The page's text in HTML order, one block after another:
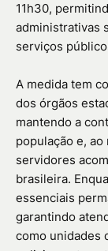
11h30,
administrativas
serviços
A medida tem
dos órgãos
mantendo a
população e,
servidores
brasileira.
essenciais
garantindo
como unidades